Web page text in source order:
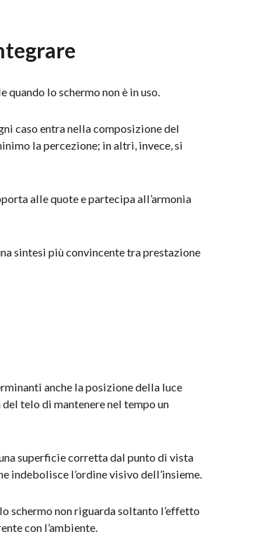
lo schermo non è in uso.
caso entra nella composizione del
la percezione; in altri, invece, si
alle quote e partecipa all’armonia
sintesi più convincente tra prestazione
anche la posizione della luce
telo di mantenere nel tempo un
superficie corretta dal punto di vista
indebolisce l’ordine visivo dell’insieme.
schermo non riguarda soltanto l’effetto
con l’ambiente.